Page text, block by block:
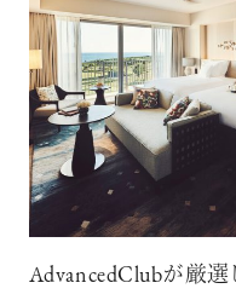
AdvancedClubが厳選